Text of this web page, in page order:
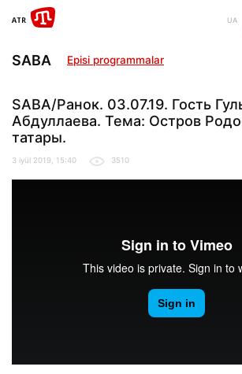
UA
SABA Episi programmalar
SABA/Ранок. 03.07.19. Гость
Абдуллаева. Тема: Остров
татары.
3 iyül 2019, 15:40 3510